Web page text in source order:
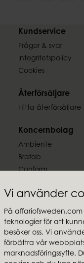
Vi använder
På
teknologier för att
besöker oss. Vi
förbättra vår
marknadsföringssyfte.
Kundservice
Frågor & svar
Integritetspolicy
Cookies
Återförsäljare
Hitta återförsäljare
Koncernbolag
Ambiente
Brafab
Conform
MTI
Följ oss